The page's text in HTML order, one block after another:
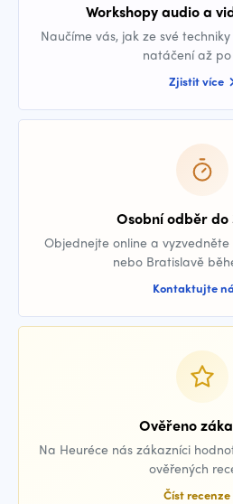
Workshopy audio a
Naučíme vás, jak ze své
natáčení až
Zjistit více
Osobní odběr do
Objednejte online a
nebo Bratislavě
Kontaktujte
Ověřeno
Na Heuréce nás zákazníci
ověřených
Číst recenze